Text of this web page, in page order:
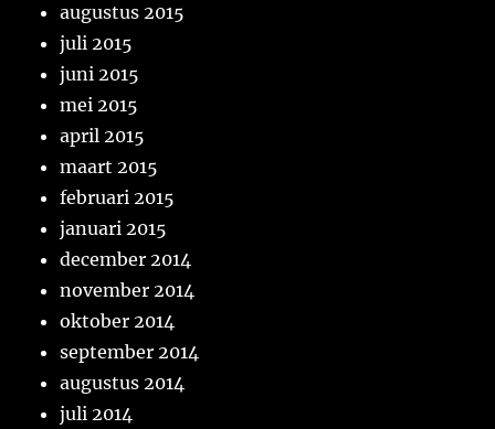
augustus 2015
juli 2015
juni 2015
mei 2015
april 2015
maart 2015
februari 2015
januari 2015
december 2014
november 2014
oktober 2014
september 2014
augustus 2014
juli 2014